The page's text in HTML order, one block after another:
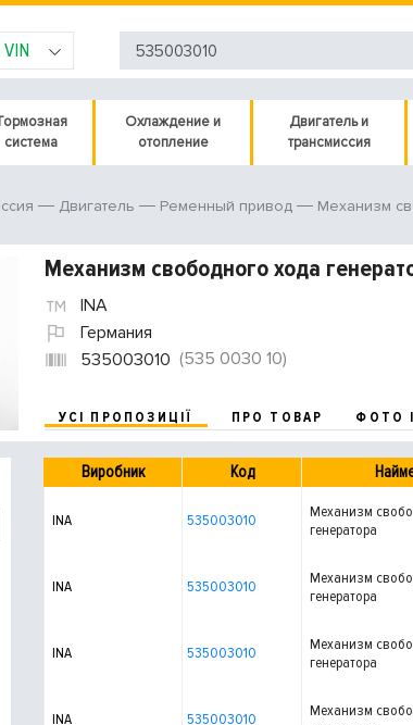
система
Охлаждение и
отопление
Двигатель и
трансмиссия
Двигатель Ременный привод Механизм
Механизм свободного хода
INA
Германия
535003010 (535 0030 10)
УСІ ПРОПОЗИЦІЇ ПРО ТОВАР ФОТО
Виробник Код
INA 535003010
Механизм
генератора
INA 535003010
Механизм
генератора
INA 535003010
Механизм
генератора
INA 535003010
Механизм